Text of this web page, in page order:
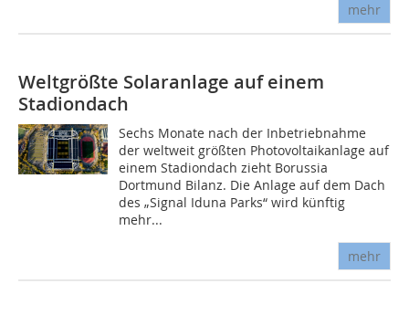
mehr
Weltgrößte Solaranlage auf einem
Stadiondach
Sechs Monate nach der Inbetriebnahme
der weltweit größten Photovoltaikanlage auf
einem Stadiondach zieht Borussia
Dortmund Bilanz. Die Anlage auf dem Dach
des „Signal Iduna Parks“ wird künftig
mehr...
mehr